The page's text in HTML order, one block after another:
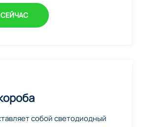
собой светодиодный